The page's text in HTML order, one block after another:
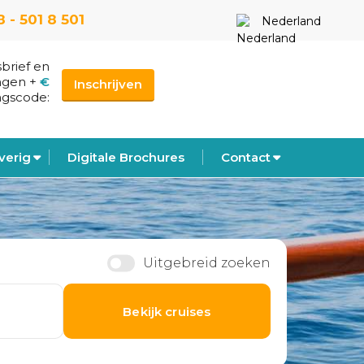
- 501 8 501 Nederland
en
+ €
Inschrijven
Digitale Brochures Contact